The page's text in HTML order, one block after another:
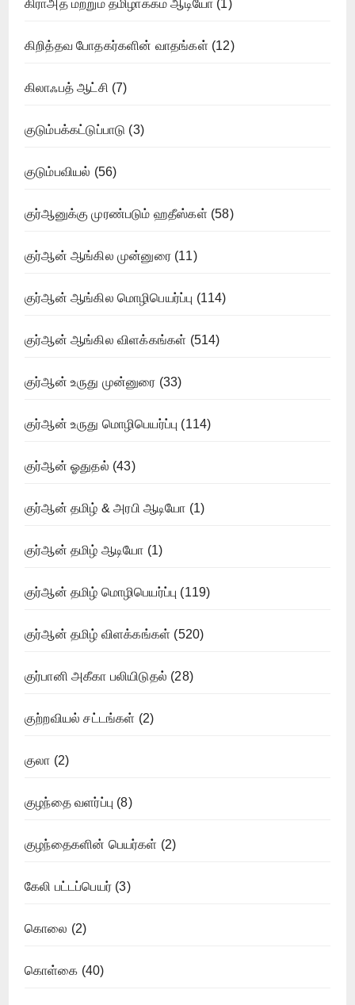
கிராஅத் மற்றும் தமிழாக்கம் ஆடியோ (1)
கிறித்தவ போதகர்களின் வாதங்கள் (12)
கிலாஃபத் ஆட்சி (7)
குடும்பக்கட்டுப்பாடு (3)
குடும்பவியல் (56)
குர்ஆனுக்கு முரண்படும் ஹதீஸ்கள் (58)
குர்ஆன் ஆங்கில முன்னுரை(11)
குர்ஆன் ஆங்கில மொழிபெயர்ப்பு (114)
குர்ஆன் ஆங்கில விளக்கங்கள் (514)
குர்ஆன் உருது முன்னுரை (33)
குர்ஆன் உருது மொழிபெயர்ப்பு (114)
குர்ஆன் ஓதுதல் (43)
குர்ஆன் தமிழ் & அரபி ஆடியோ (1)
குர்ஆன் தமிழ் ஆடியோ (1)
குர்ஆன் தமிழ் மொழிபெயர்ப்பு (119)
குர்ஆன் தமிழ் விளக்கங்கள் (520)
குர்பானி அகீகா பலியிடுதல் (28)
குற்றவியல் சட்டங்கள் (2)
குலா (2)
குழந்தை வளர்ப்பு (8)
குழந்தைகளின் பெயர்கள் (2)
கேலி பட்டப்பெயர் (3)
கொலை (2)
கொள்கை (40)